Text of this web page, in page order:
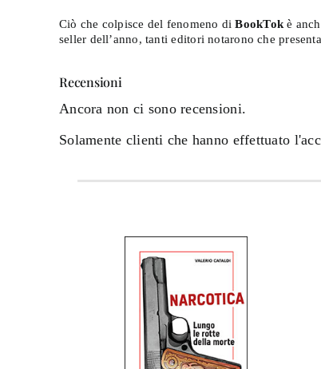
Ciò che colpisce del fenomeno diBookTok è
seller dell’anno, tanti editori notarono che
Recensioni
Ancora non ci sono recensioni.
Solamente clienti che hanno effettuato